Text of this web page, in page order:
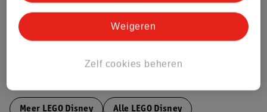
Bestel & Bezorginformatie
Meer LEGO Disney Alle LEGO Disney
Zelf cookies beheren
Weigeren